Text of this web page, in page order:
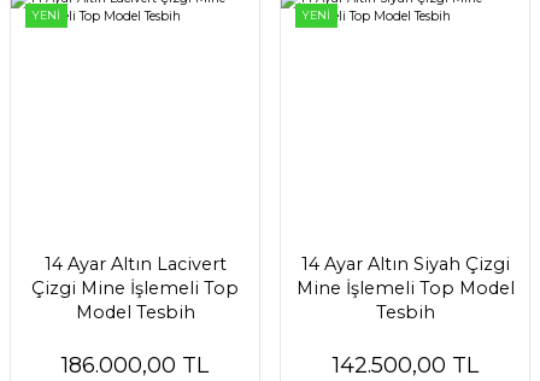
YENİ
14 Ayar Altın Lacivert
Çizgi Mine İşlemeli Top
Model Tesbih
186.000,00 TL
YENİ
14 Ayar Altın Siyah Çizgi
Mine İşlemeli Top Model
Tesbih
142.500,00 TL